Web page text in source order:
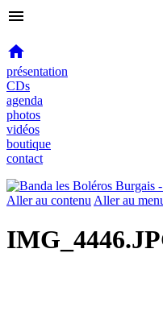
menu

présentation
CDs
agenda
photos
vidéos
boutique
contact
Aller au contenu Aller au